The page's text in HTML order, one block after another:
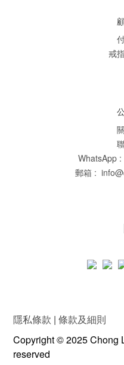
戒
WhatsApp
郵箱 :
隱私條款 | 條款及細則
Copyright © 2025 Chong
reserved